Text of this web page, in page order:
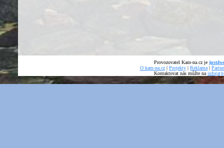
Provozovatel Kam-na.cz je
O kam-na.cz | Projekty | Reklama |
Kontaktovat nás můžte na